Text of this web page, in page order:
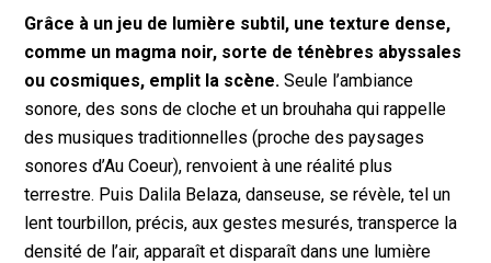
Grâce à un jeu de lumière subtil, une texture dense,
comme un magma noir, sorte de ténèbres abyssales
ou cosmiques, emplit la scène. Seule l’ambiance
sonore, des sons de cloche et un brouhaha qui rappelle
des musiques traditionnelles (proche des paysages
sonores d’Au Coeur), renvoient à une réalité plus
terrestre. Puis Dalila Belaza, danseuse, se révèle, tel un
lent tourbillon, précis, aux gestes mesurés, transperce la
densité de l’air, apparaît et disparaît dans une lumière